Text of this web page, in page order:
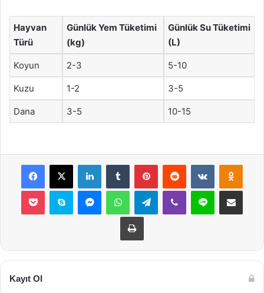
Hayvan
Türü
Günlük Yem Tüketimi
(kg)
Günlük Su Tüketimi
(L)
Koyun 2-3 5-10
Kuzu 1-2 3-5
Dana 3-5 10-15
Facebook
X LinkedInTumblr PinterestReddit VKontakte
Pocket Skype MessengerWhatsAppTelegramViber Line E-Posta ile
Yazdır
Kayıt Ol